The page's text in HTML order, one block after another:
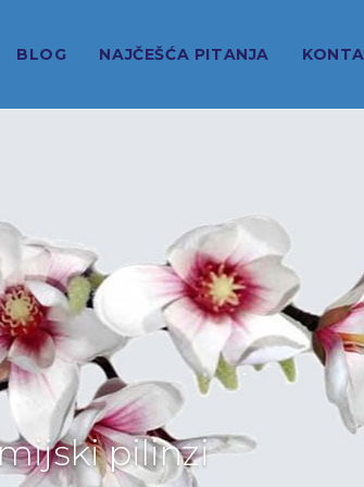
BLOG NAJČEŠĆA PITANJA
pilinzi